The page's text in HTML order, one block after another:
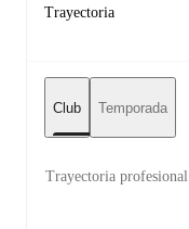
Trayectoria
Club Temporada
Trayectoria profesional